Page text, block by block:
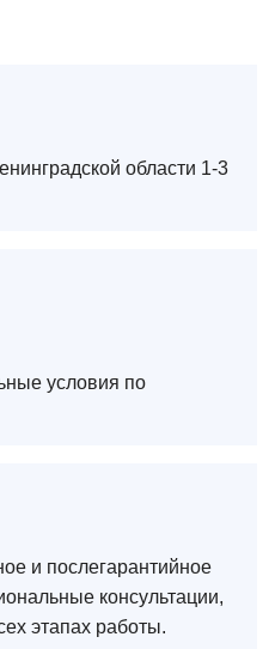
области 1-3
условия по
и послегарантийное
консультации,
этапах работы.